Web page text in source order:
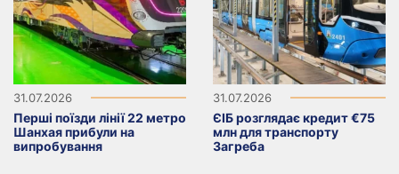
31.07.2026
Перші поїзди лінії 22 метро
Шанхая прибули на
випробування
31.07.2026
ЄІБ розглядає кредит €75
млн для транспорту
Загреба